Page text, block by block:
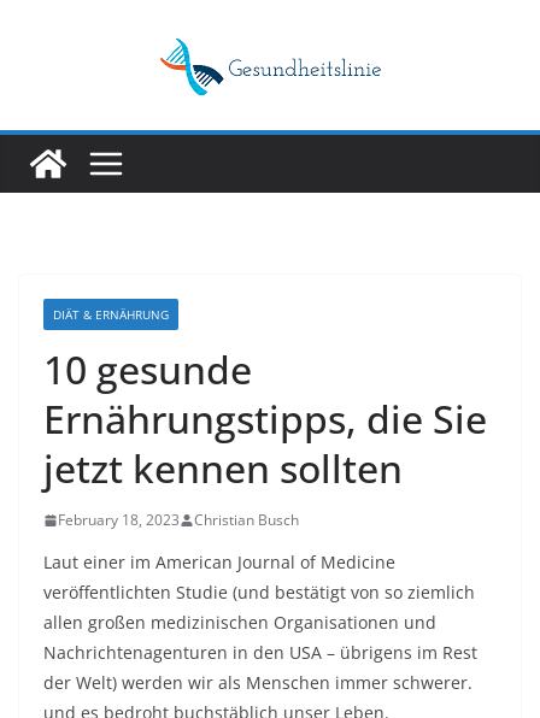
DIÄT & ERNÄHRUNG
10 gesunde
Ernährungstipps, die Sie
jetzt kennen sollten
February 18, 2023 Christian Busch
Laut einer im American Journal of Medicine
veröffentlichten Studie (und bestätigt von so ziemlich
allen großen medizinischen Organisationen und
Nachrichtenagenturen in den USA – übrigens im Rest
der Welt) werden wir als Menschen immer schwerer.
und es bedroht buchstäblich unser Leben.